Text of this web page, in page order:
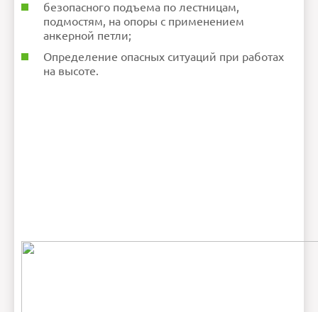
безопасного подъема по лестницам,
подмостям, на опоры с применением
анкерной петли;
Определение опасных ситуаций при работах
на высоте.